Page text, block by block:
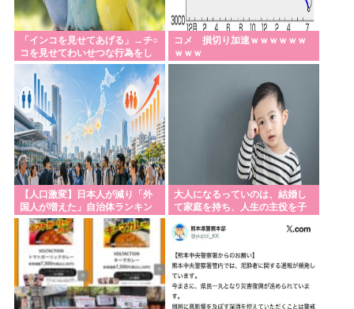
「インコを見せてあげる」→チ○
コを見せてわいせつな行為をし
た75歳の男を逮捕
コメ 損切り加速ｗｗｗｗｗｗ
ｗｗｗ
【人口激変】日本人が減り「外
国人が増えた」自治体ランキン
グ、1位大阪市 2位横浜市 3位名
古屋市 4
大人になるっていのは、結婚し
て家庭を持ち、人生の主役を子